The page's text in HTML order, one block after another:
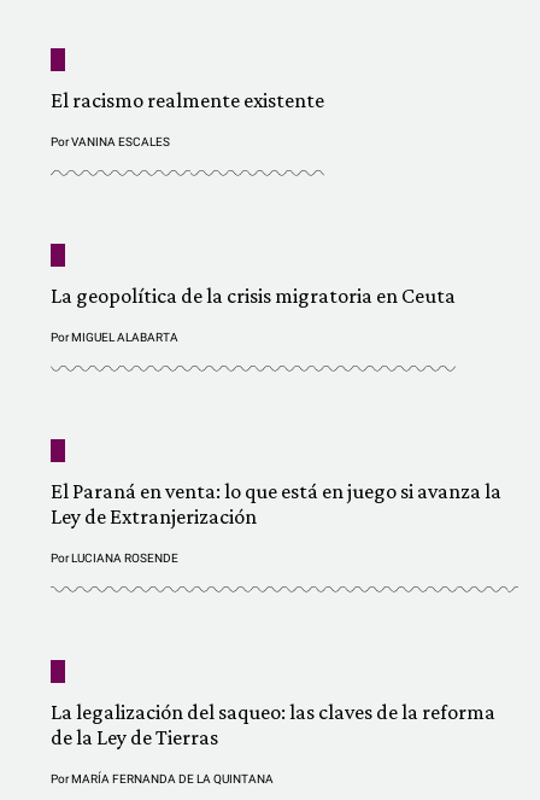
El racismo realmente existente
PorVANINA ESCALES
La geopolítica de la crisis migratoria en Ceuta
PorMIGUEL ALABARTA
El Paraná en venta: lo que está en juego si avanza la
Ley de Extranjerización
PorLUCIANA ROSENDE
La legalización del saqueo: las claves de la reforma
de la Ley de Tierras
PorMARÍA FERNANDA DE LA QUINTANA